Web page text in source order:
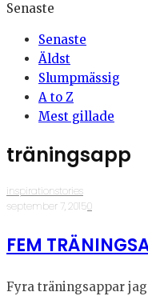
Senaste
Senaste
Äldst
Slumpmässig
A to Z
Mest gillade
träningsapp
inspirationstories
·september 7, 2015·0
FEM
Fyra träningsappar